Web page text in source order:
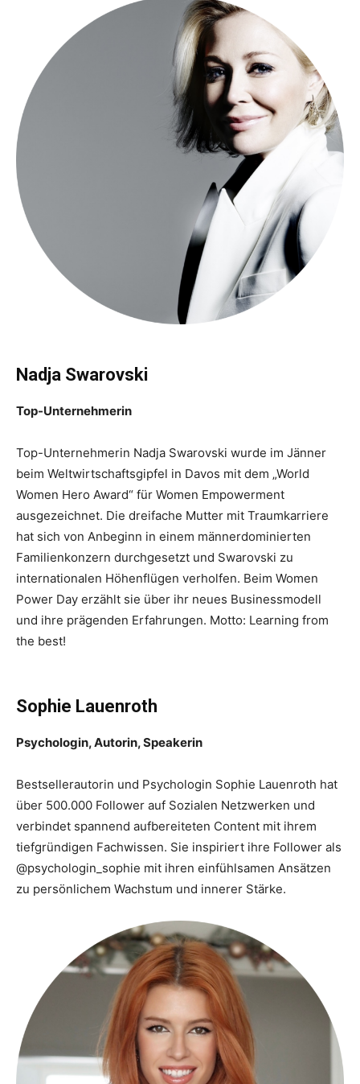
Nadja Swarovski
Top-Unternehmerin
Top-Unternehmerin Nadja Swarovski wurde im Jänner
beim Weltwirtschaftsgipfel in Davos mit dem „World
Women Hero Award“ für Women Empowerment
ausgezeichnet. Die dreifache Mutter mit Traumkarriere
hat sich von Anbeginn in einem männerdominierten
Familienkonzern durchgesetzt und Swarovski zu
internationalen Höhenflügen verholfen. Beim Women
Power Day erzählt sie über ihr neues Businessmodell
und ihre prägenden Erfahrungen. Motto: Learning from
the best!
Sophie Lauenroth
Psychologin, Autorin, Speakerin
Bestsellerautorin und Psychologin Sophie Lauenroth hat
über 500.000 Follower auf Sozialen Netzwerken und
verbindet spannend aufbereiteten Content mit ihrem
tiefgründigen Fachwissen. Sie inspiriert ihre Follower als
@psychologin_sophie mit ihren einfühlsamen Ansätzen
zu persönlichem Wachstum und innerer Stärke.